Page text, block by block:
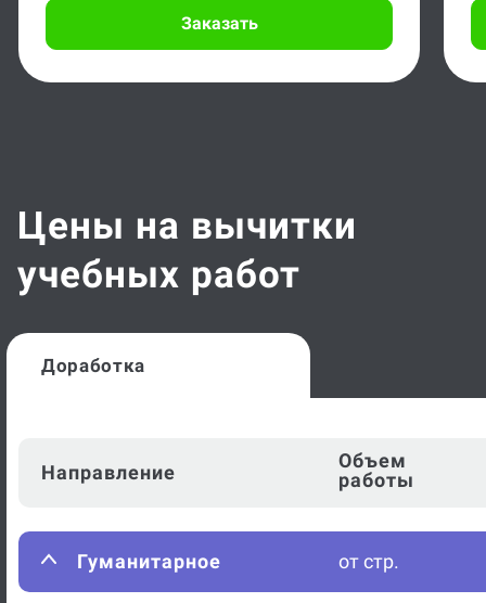
Заказать
Цены на вычитки
учебных работ
Доработка
Направление
Объем
работы
Гуманитарное от стр.